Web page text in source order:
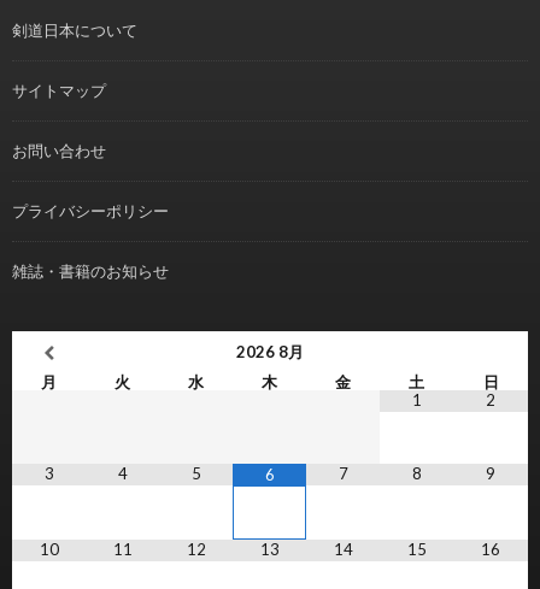
剣道日本について
サイトマップ
お問い合わせ
プライバシーポリシー
雑誌・書籍のお知らせ
2026 8月
月
火 水 木 金 土
日
1
2
3 4 5 6 7 8 9
10 11 12 13 14 15 16